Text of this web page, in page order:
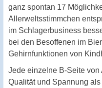
ganz spontan 17
Allerweltsstimmchen
im Schlagerbusiness
bei den Besoffenen im
Gehirnfunktionen von
Jede einzelne B-Seite
Qualität und Spannung